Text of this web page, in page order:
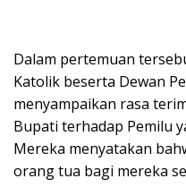
Dalam pertemuan
Katolik beserta Dewan
menyampaikan rasa
Bupati terhadap Pemilu
Mereka menyatakan
orang tua bagi mereka